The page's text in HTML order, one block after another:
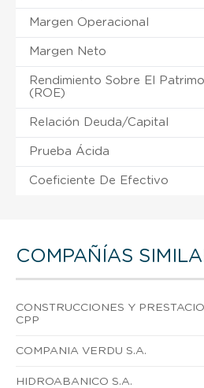
Margen Operacional
Margen Neto
Rendimiento Sobre El
(ROE)
Relación Deuda/Capital
Prueba Ácida
Coeficiente De Efectivo
COMPAÑÍAS
CONSTRUCCIONES Y
CPP
COMPANIA VERDU S.A.
HIDROABANICO S.A.